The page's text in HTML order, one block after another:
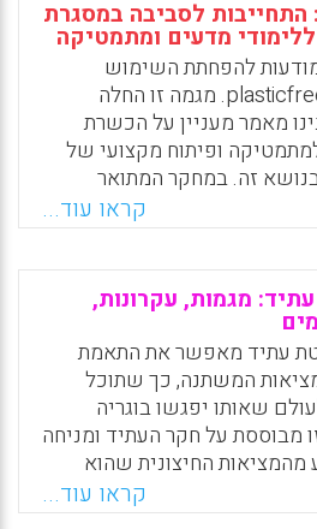
בבתי ספר יסודיים (Hong. Et al., 2015). בתי
האחרונים שנכנסו לעידן
את טכנולוגיית הממ"ט
X
התחייבות לסביבה במסגרת
מדעים ומתמטיקה
להפחתת השימוש
בפלסטיק #plasticfreejuly. מגמה זו החלה
מאמר מעניין על הכשרת
ופיתוח מקצועי של
זה. במחקר המתואר
להתמודד עם אתגר שבו הם
לתעד את הביצוע
על חשיבות הנושא. במקביל
הראשונה לבחון את
הוראתם ועל תלמידיהם.
X
קראו עוד...
מגמות, עקרונות,
עתיד מאפשר את התאמת
המשתנה, כך שתוכל
שאותו יפגשו בוגריה
מבוססת על חקר העתיד ומניחה
מהמציאות החיצונית שהוא
להכין את התלמידים לקראתה.
העתיד במשרד החינוך
קראו עוד...